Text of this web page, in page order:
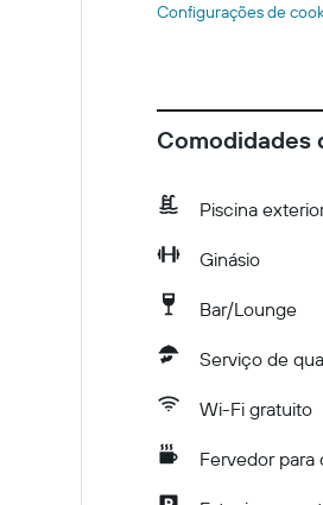
Configurações de
Comodidades
Piscina
Ginásio
Bar/Lounge
Serviço de
Wi-Fi gratuito
Fervedor